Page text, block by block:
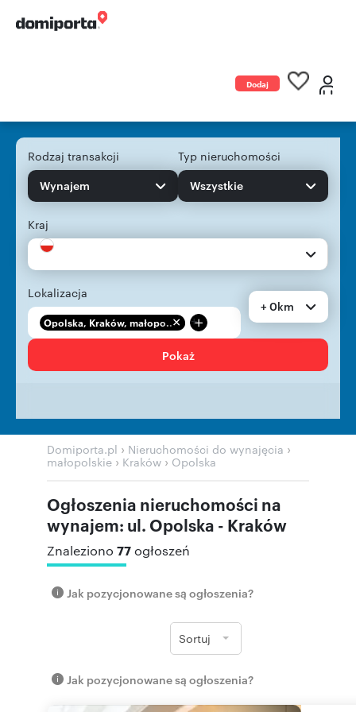
Dodaj
Rodzaj transakcji
Wynajem
Typ nieruchomości
Wszystkie
Kraj
Lokalizacja
Opolska, Kraków, małopo... +
+ 0km
Pokaż
Domiporta.pl › Nieruchomości do wynajęcia ›
małopolskie › Kraków › Opolska
Ogłoszenia nieruchomości na
wynajem: ul. Opolska - Kraków
Znaleziono 77ogłoszeń
Jak pozycjonowane są ogłoszenia?
Sortuj
Jak pozycjonowane są ogłoszenia?